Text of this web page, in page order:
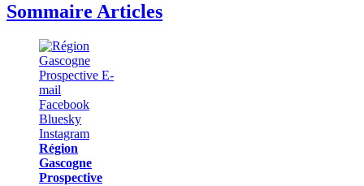
Sommaire Articles
Région
Gascogne
Prospective